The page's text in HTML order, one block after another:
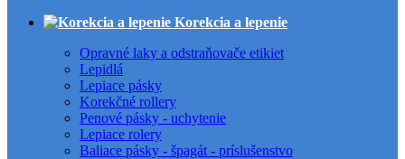
Korekcia a lepenie
Opravné laky a odstraňovače etikiet
Lepidlá
Lepiace pásky
Korekčné rollery
Penové pásky - uchytenie
Lepiace rolery
Baliace pásky - špagát - príslušenstvo